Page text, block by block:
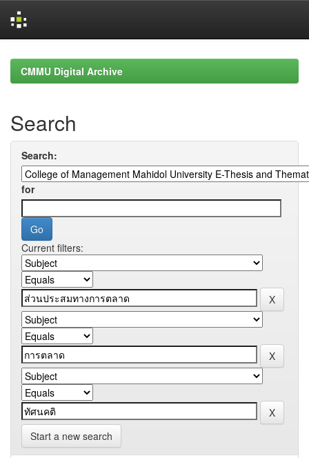
navigationCMMU Digital Archive
Search
Search:
for
Current filters:
Start a new search